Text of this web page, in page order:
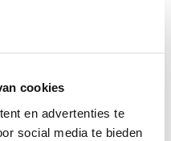
cookies
en advertenties te
social media te bieden